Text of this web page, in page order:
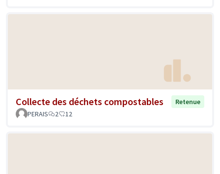
Collecte des déchets compostables
Retenue
PERAIS
2 12